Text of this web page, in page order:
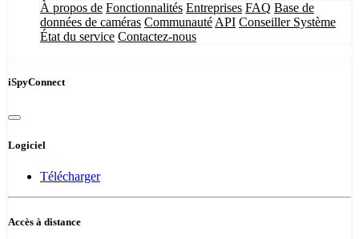
À propos de Fonctionnalités Entreprises FAQ Base de
données de caméras Communauté API Conseiller Système
État du service Contactez-nous
iSpyConnect
Logiciel
Télécharger
Accès à distance